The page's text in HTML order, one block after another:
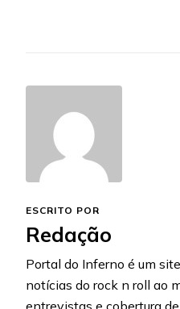
ESCRITO POR
Redação
Portal do Inferno é um
notícias do rock n roll ao
entrevistas e cobertura